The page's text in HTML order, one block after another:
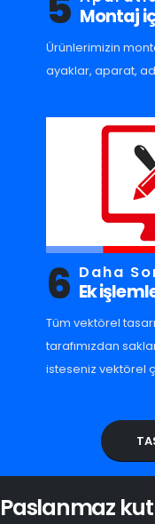
Montaj
Ürünlerimizin
ayaklar, aparat,
6 Daha
Ek
Tüm vektörel
tarafımızdan
isteseniz vektörel
Paslanmaz